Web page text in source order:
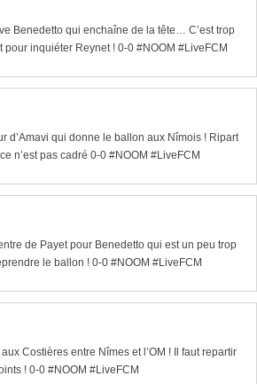
Benedetto qui enchaîne de la tête… C’est trop
pour inquiéter Reynet ! 0-0 #NOOM #LiveFCM
d’Amavi qui donne le ballon aux Nîmois ! Ripart
n’est pas cadré 0-0 #NOOM #LiveFCM
de Payet pour Benedetto qui est un peu trop
le ballon ! 0-0 #NOOM #LiveFCM
aux Costières entre Nîmes et l’OM ! Il faut repartir
! 0-0 #NOOM #LiveFCM